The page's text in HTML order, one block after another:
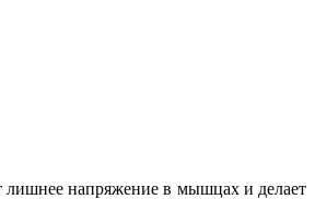
лишнее напряжение в мышцах и делает